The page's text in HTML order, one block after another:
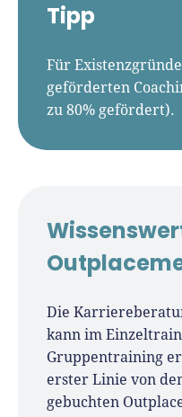
Tipp
Für
geförderten
zu 80% gefördert).
Die
kann im
Gruppentraining
erster Linie von
gebuchten